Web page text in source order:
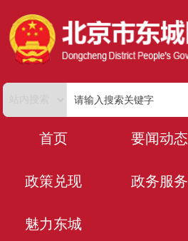
首页 要闻动态
政策兑现 政务服务
魅力东城